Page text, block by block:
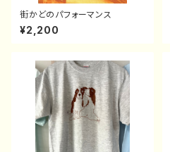
街かどのパフォーマンス
¥2,200